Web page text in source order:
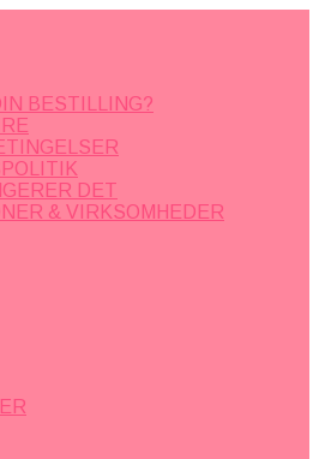
BESTILLING?
DET
& VIRKSOMHEDER